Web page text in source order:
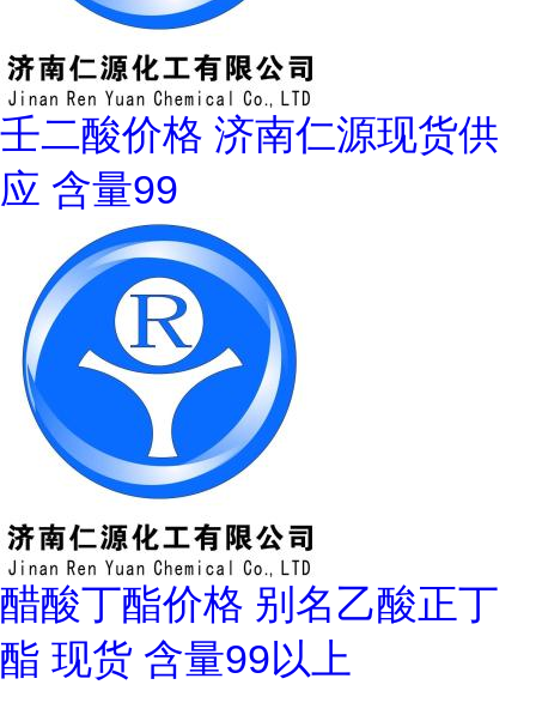
壬二酸价格 济南仁源现货供
应 含量99
醋酸丁酯价格 别名乙酸正丁
酯 现货 含量99以上